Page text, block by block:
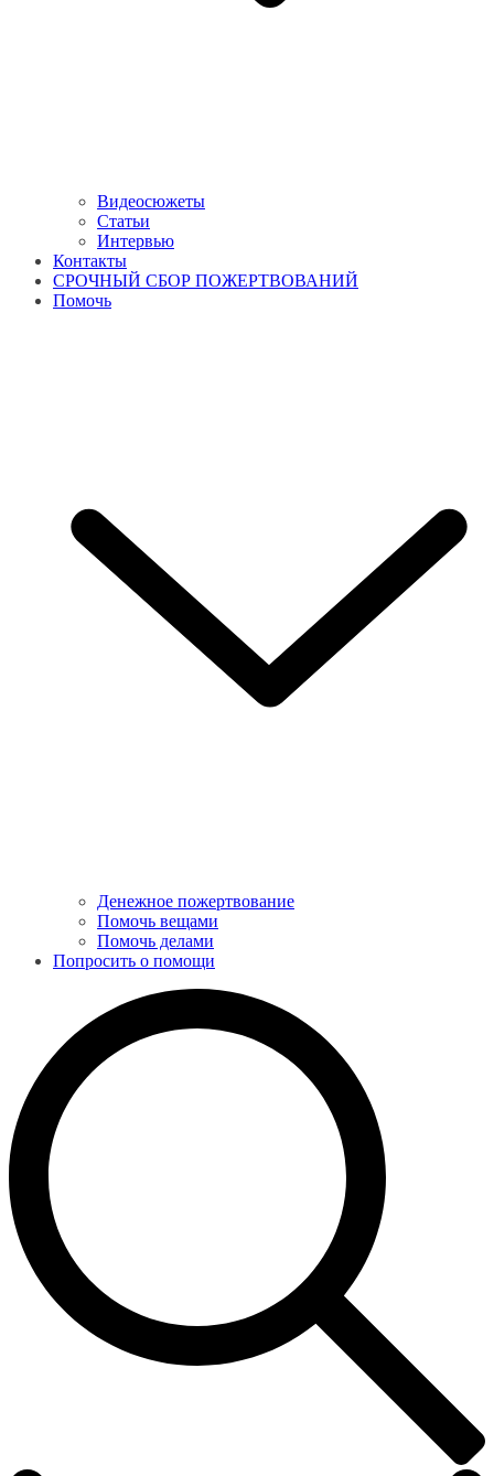
Видеосюжеты
Статьи
Интервью
Контакты
СРОЧНЫЙ СБОР ПОЖЕРТВОВАНИЙ
Помочь
Денежное пожертвование
Помочь вещами
Помочь делами
Попросить о помощи